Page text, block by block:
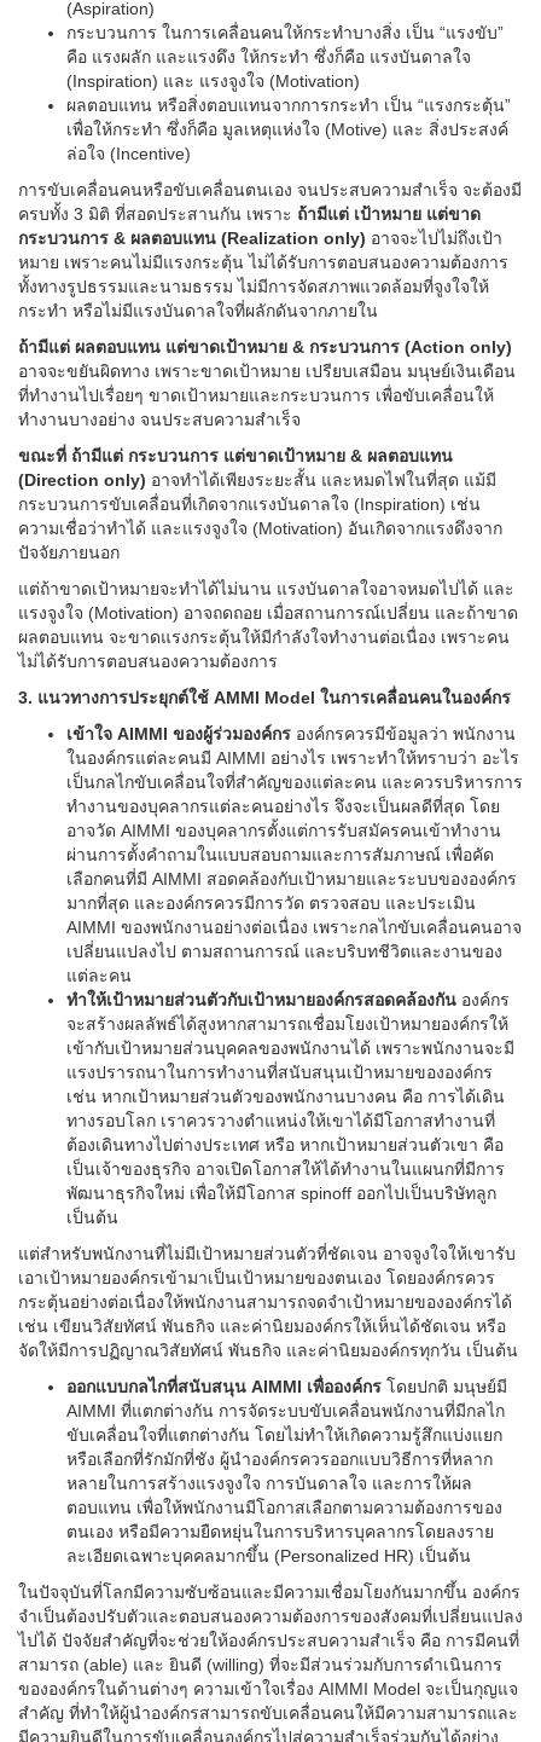
(Aspiration)
กระบวนการ ในการเคลื่อนคนให้กระทำบางสิ่ง เป็น “แรงขับ”
คือ แรงผลัก และแรงดึง ให้กระทำ ซึ่งก็คือ แรงบันดาลใจ
(Inspiration) และ แรงจูงใจ (Motivation)
ผลตอบแทน หรือสิ่งตอบแทนจากการกระทำ เป็น “แรงกระตุ้น”
เพื่อให้กระทำ ซึ่งก็คือ มูลเหตุแห่งใจ (Motive) และ สิ่งประสงค์
ล่อใจ (Incentive)
การขับเคลื่อนคนหรือขับเคลื่อนตนเอง จนประสบความสำเร็จ จะต้องมี
ครบทั้ง 3 มิติ ที่สอดประสานกัน เพราะ ถ้ามีแต่ เป้าหมาย แต่ขาด
กระบวนการ & ผลตอบแทน (Realization only) อาจจะไปไม่ถึงเป้า
หมาย เพราะคนไม่มีแรงกระตุ้น ไม่ได้รับการตอบสนองความต้องการ
ทั้งทางรูปธรรมและนามธรรม ไม่มีการจัดสภาพแวดล้อมที่จูงใจให้
กระทำ หรือไม่มีแรงบันดาลใจที่ผลักดันจากภายใน
ถ้ามีแต่ ผลตอบแทน แต่ขาดเป้าหมาย & กระบวนการ (Action only)
อาจจะขยันผิดทาง เพราะขาดเป้าหมาย เปรียบเสมือน มนุษย์เงินเดือน
ที่ทำงานไปเรื่อยๆ ขาดเป้าหมายและกระบวนการ เพื่อขับเคลื่อนให้
ทำงานบางอย่าง จนประสบความสำเร็จ
ขณะที่ ถ้ามีแต่ กระบวนการ แต่ขาดเป้าหมาย & ผลตอบแทน
(Direction only) อาจทำได้เพียงระยะสั้น และหมดไฟในที่สุด แม้มี
กระบวนการขับเคลื่อนที่เกิดจากแรงบันดาลใจ (Inspiration) เช่น
ความเชื่อว่าทำได้ และแรงจูงใจ (Motivation) อันเกิดจากแรงดึงจาก
ปัจจัยภายนอก
แต่ถ้าขาดเป้าหมายจะทำได้ไม่นาน แรงบันดาลใจอาจหมดไปได้ และ
แรงจูงใจ (Motivation) อาจถดถอย เมื่อสถานการณ์เปลี่ยน และถ้าขาด
ผลตอบแทน จะขาดแรงกระตุ้นให้มีกำลังใจทำงานต่อเนื่อง เพราะคน
ไม่ได้รับการตอบสนองความต้องการ
3. แนวทางการประยุกต์ใช้ AMMI Model ในการเคลื่อนคนในองค์กร
เข้าใจ AIMMI ของผู้ร่วมองค์กร องค์กรควรมีข้อมูลว่า พนักงาน
ในองค์กรแต่ละคนมี AIMMI อย่างไร เพราะทำให้ทราบว่า อะไร
เป็นกลไกขับเคลื่อนใจที่สำคัญของแต่ละคน และควรบริหารการ
ทำงานของบุคลากรแต่ละคนอย่างไร จึงจะเป็นผลดีที่สุด โดย
อาจวัด AIMMI ของบุคลากรตั้งแต่การรับสมัครคนเข้าทำงาน
ผ่านการตั้งคำถามในแบบสอบถามและการสัมภาษณ์ เพื่อคัด
เลือกคนที่มี AIMMI สอดคล้องกับเป้าหมายและระบบขององค์กร
มากที่สุด และองค์กรควรมีการวัด ตรวจสอบ และประเมิน
AIMMI ของพนักงานอย่างต่อเนื่อง เพราะกลไกขับเคลื่อนคนอาจ
เปลี่ยนแปลงไป ตามสถานการณ์ และบริบทชีวิตและงานของ
แต่ละคน
ทำให้เป้าหมายส่วนตัวกับเป้าหมายองค์กรสอดคล้องกัน องค์กร
จะสร้างผลลัพธ์ได้สูงหากสามารถเชื่อมโยงเป้าหมายองค์กรให้
เข้ากับเป้าหมายส่วนบุคคลของพนักงานได้ เพราะพนักงานจะมี
แรงปรารถนาในการทำงานที่สนับสนุนเป้าหมายขององค์กร
เช่น หากเป้าหมายส่วนตัวของพนักงานบางคน คือ การได้เดิน
ทางรอบโลก เราควรวางตำแหน่งให้เขาได้มีโอกาสทำงานที่
ต้องเดินทางไปต่างประเทศ หรือ หากเป้าหมายส่วนตัวเขา คือ
เป็นเจ้าของธุรกิจ อาจเปิดโอกาสให้ได้ทำงานในแผนกที่มีการ
พัฒนาธุรกิจใหม่ เพื่อให้มีโอกาส spinoff ออกไปเป็นบริษัทลูก
เป็นต้น
แต่สำหรับพนักงานที่ไม่มีเป้าหมายส่วนตัวที่ชัดเจน อาจจูงใจให้เขารับ
เอาเป้าหมายองค์กรเข้ามาเป็นเป้าหมายของตนเอง โดยองค์กรควร
กระตุ้นอย่างต่อเนื่องให้พนักงานสามารถจดจำเป้าหมายขององค์กรได้
เช่น เขียนวิสัยทัศน์ พันธกิจ และค่านิยมองค์กรให้เห็นได้ชัดเจน หรือ
จัดให้มีการปฏิญาณวิสัยทัศน์ พันธกิจ และค่านิยมองค์กรทุกวัน เป็นต้น
ออกแบบกลไกที่สนับสนุน AIMMI เพื่อองค์กร โดยปกติ มนุษย์มี
AIMMI ที่แตกต่างกัน การจัดระบบขับเคลื่อนพนักงานที่มีกลไก
ขับเคลื่อนใจที่แตกต่างกัน โดยไม่ทำให้เกิดความรู้สึกแบ่งแยก
หรือเลือกที่รักมักที่ชัง ผู้นำองค์กรควรออกแบบวิธีการที่หลาก
หลายในการสร้างแรงจูงใจ การบันดาลใจ และการให้ผล
ตอบแทน เพื่อให้พนักงานมีโอกาสเลือกตามความต้องการของ
ตนเอง หรือมีความยืดหยุ่นในการบริหารบุคลากรโดยลงราย
ละเอียดเฉพาะบุคคลมากขึ้น (Personalized HR) เป็นต้น
ในปัจจุบันที่โลกมีความซับซ้อนและมีความเชื่อมโยงกันมากขึ้น องค์กร
จำเป็นต้องปรับตัวและตอบสนองความต้องการของสังคมที่เปลี่ยนแปลง
ไปได้ ปัจจัยสำคัญที่จะช่วยให้องค์กรประสบความสำเร็จ คือ การมีคนที่
สามารถ (able) และ ยินดี (willing) ที่จะมีส่วนร่วมกับการดำเนินการ
ขององค์กรในด้านต่างๆ ความเข้าใจเรื่อง AIMMI Model จะเป็นกุญแจ
สำคัญ ที่ทำให้ผู้นำองค์กรสามารถขับเคลื่อนคนให้มีความสามารถและ
มีความยินดีในการขับเคลื่อนองค์กรไปสู่ความสำเร็จร่วมกันได้อย่าง